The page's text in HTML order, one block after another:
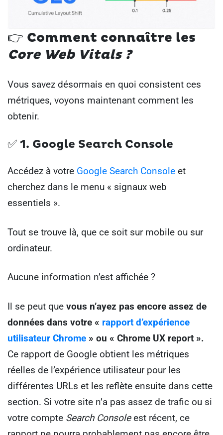
👉 Comment connaître les
Core Web Vitals ?
Vous savez désormais en quoi consistent ces
métriques, voyons maintenant comment les
obtenir.
✅ 1. Google Search Console
Accédez à votre Google Search Console et
cherchez dans le menu « signaux web
essentiels ».
Tout se trouve là, que ce soit sur mobile ou sur
ordinateur.
Aucune information n’est affichée ?
Il se peut que vous n’ayez pas encore assez de
données dans votre « rapport d’expérience
utilisateur Chrome » ou « Chrome UX report ».
Ce rapport de Google obtient les métriques
réelles de l’expérience utilisateur pour les
différentes URLs et les reflète ensuite dans cette
section. Si votre site n’a pas assez de trafic ou si
votre compte Search Consoleest récent, ce